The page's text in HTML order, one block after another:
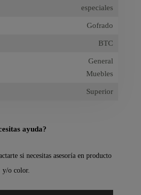
especiales
Gofrado
BTC
General
Muebles
Superior
ayuda?
si necesitas asesoría en producto
y/o color.